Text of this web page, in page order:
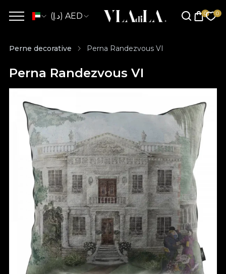
(د.إ) AED
Perne decorative Perna Randezvous VI
Perna Randezvous VI